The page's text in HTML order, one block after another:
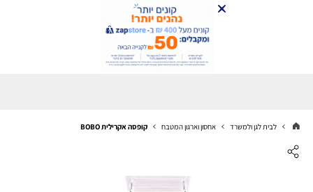
לבית לגן ולמשרד אחסון וארגון המטבח קופסה אקרילית BOBO